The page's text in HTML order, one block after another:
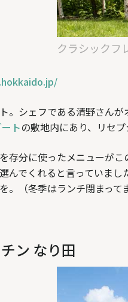
クラシックフ
。シェフである清野さん
トの敷地内にあり、リセ
存分に使ったメニューが
んでくれると言っていま
。（冬季はランチ閉まって
ン なり田